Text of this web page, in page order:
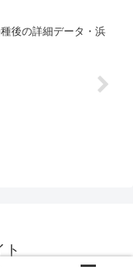
後の詳細データ・浜